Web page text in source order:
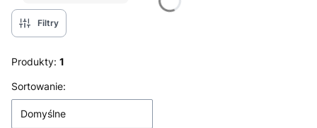
Filtry
Produkty: 1
Lista produktów
Sortowanie:
Domyślne